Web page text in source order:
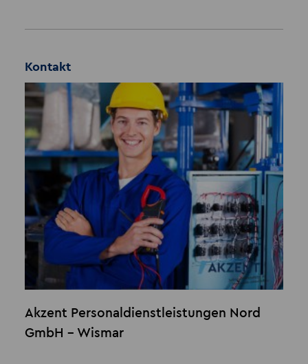
Kontakt
Akzent Personaldienstleistungen Nord
GmbH - Wismar